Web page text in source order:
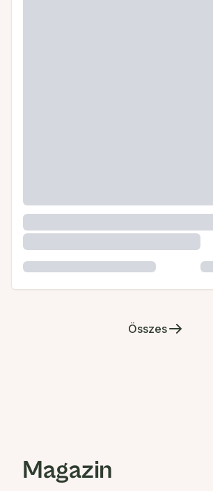
Összes
Magazin